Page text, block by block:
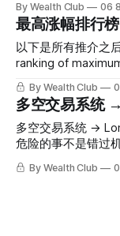
61附近精准打出
一路反弹，最高触
调5.07%，收报
人觉得交易辛苦，
点。 ⠀ 而这套系统
情绪、资金流向、
高胜率信号推送到
自己喜欢的公司清
标，以及更多核心
By Wealth Club 06
最高涨幅排行
以下是所有推介之后股票
ranking of
since inclusion. 统计区间为2025年11月1日至2026年7月12
日。所有推介的入
「交易机会」文章
会员随时可交叉核实。 The tracking
November 1, 2025
simultaneously in
By Wealth Club
多空交易系统
多空交易系统 → Long-
危险的事不是错过
交易系统真正高胜
呈现在你的图表上。 无需成为图表专家，强大的算法自
By Wealth Club